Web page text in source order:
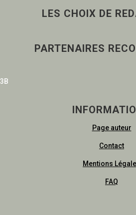
LES CHOIX DE
PARTENAIRES
3B
Page auteur
Contact
Mentions
FAQ